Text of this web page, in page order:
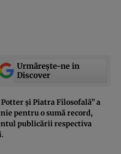
Urmărește-ne in
Discover
și Piatra Filosofală” a
pentru o sumă record,
publicării respectiva